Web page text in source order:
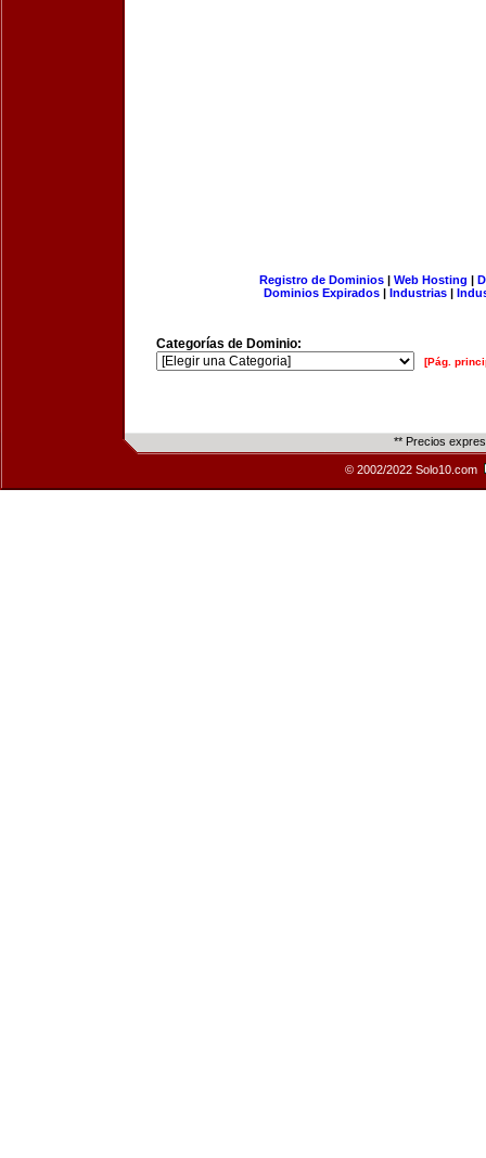
Registro de Dominios| Web Hosting |
Dominios Expirados | Industrias |
Categorías de Dominio:
[Pág.
** Precios
© 2002/2022 Solo10.com